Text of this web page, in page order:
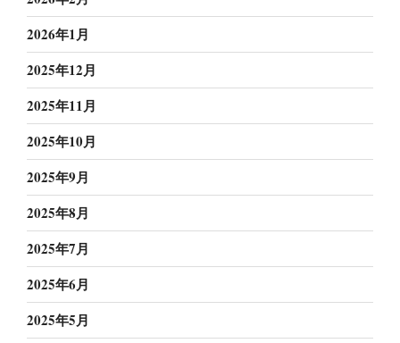
2026年1月
2025年12月
2025年11月
2025年10月
2025年9月
2025年8月
2025年7月
2025年6月
2025年5月